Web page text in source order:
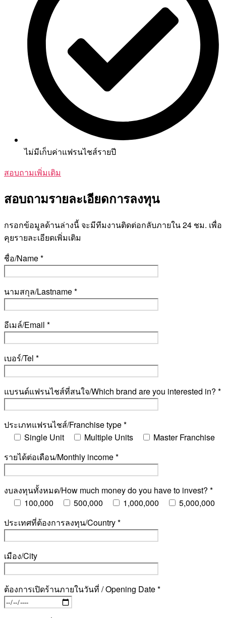
ไม่มีเก็บค่าแฟรนไชส์รายปี
สอบถามเพิ่มเติม
สอบถามรายละเอียดการลงทุน
กรอกข้อมูลด้านล่างนี้ จะมีทีมงานติดต่อกลับภายใน 24 ชม. เพื่อ
คุยรายละเอียดเพิ่มเติม
ชื่อ/Name *
นามสกุล/Lastname *
อีเมล์/Email *
เบอร์/Tel *
แบรนด์แฟรนไชส์ที่สนใจ/Which brand are you interested in? *
ประเภทแฟรนไชส์/Franchise type *
Single Unit
Multiple Units
Master Franchise
รายได้ต่อเดือน/Monthly income *
งบลงทุนทั้งหมด/How much money do you have to invest? *
100,000
500,000 1,000,000
5,000,000
ประเทศที่ต้องการลงทุน/Country *
เมือง/City
ต้องการเปิดร้านภายในวันที่ / Opening Date *